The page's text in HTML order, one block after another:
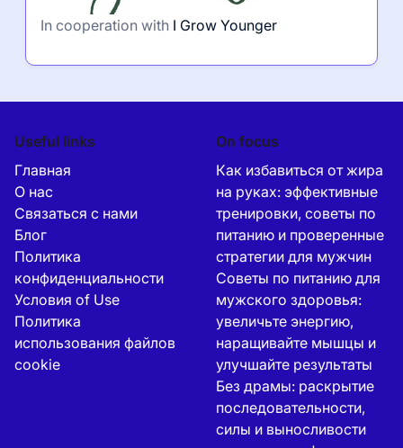
In cooperation with I Grow Younger
Useful links
Главная
О нас
Связаться с нами
Блог
Политика
конфиденциальности
Условия of Use
Политика
использования файлов
cookie
On focus
Как избавиться от жира
на руках: эффективные
тренировки, советы по
питанию и проверенные
стратегии для мужчин
Советы по питанию для
мужского здоровья:
увеличьте энергию,
наращивайте мышцы и
улучшайте результаты
Без драмы: раскрытие
последовательности,
силы и выносливости